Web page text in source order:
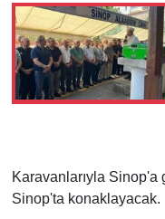
Karavanlarıyla
Sinop'ta konaklayacak.